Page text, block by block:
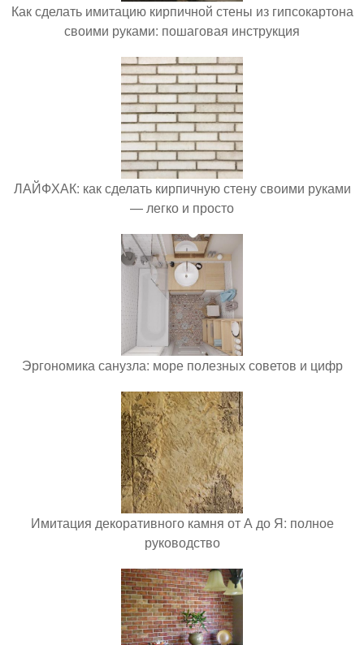
Как сделать имитацию кирпичной стены из гипсокартона
своими руками: пошаговая инструкция
ЛАЙФХАК: как сделать кирпичную стену своими руками
— легко и просто
Эргономика санузла: море полезных советов и цифр
Имитация декоративного камня от А до Я: полное
руководство